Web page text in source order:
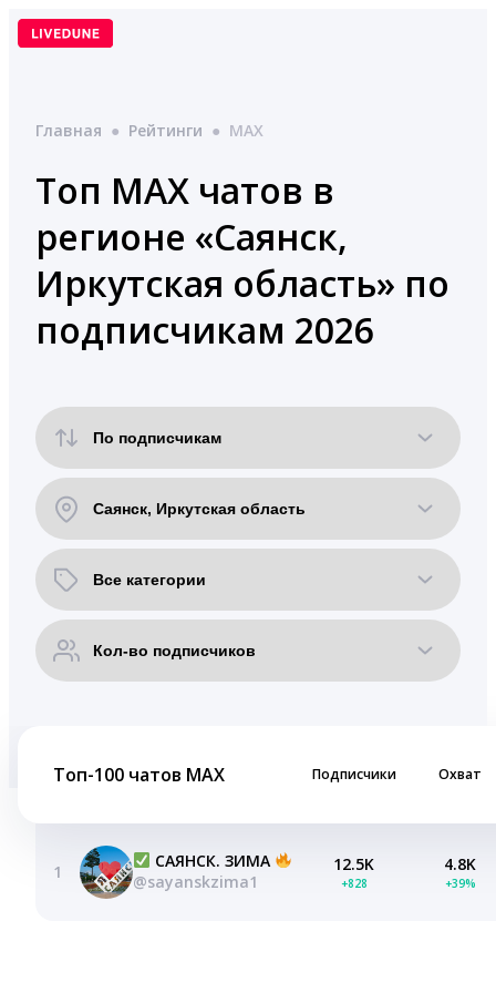
Перейти
Главная ● Рейтинги ● MAX
Топ MAX чатов в
регионе «Саянск,
Иркутская область» по
подписчикам 2026
Топ-100 чатов MAX Подписчики Охват
1
САЯНСК. ЗИМА
@sayanskzima1
12.5K
+828
4.8K
+39%